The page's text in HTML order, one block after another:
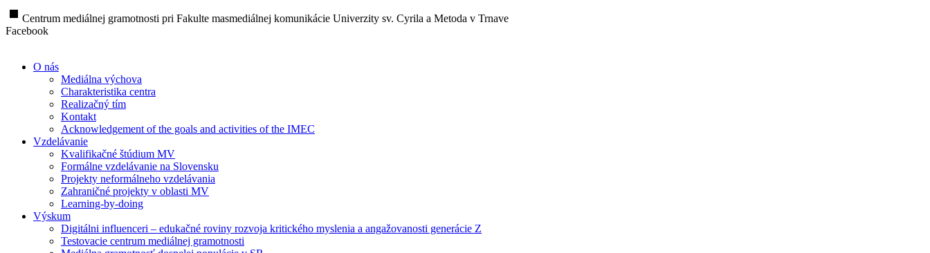
stop Centrum mediálnej gramotnosti pri Fakulte masmediálnej komunikácie Univerzity sv. Cyrila a Metoda v Trnave
Facebook
O nás
Mediálna výchova
Charakteristika centra
Realizačný tím
Kontakt
Acknowledgement of the goals and activities of the IMEC
Vzdelávanie
Kvalifikačné štúdium MV
Formálne vzdelávanie na Slovensku
Projekty neformálneho vzdelávania
Zahraničné projekty v oblasti MV
Learning-by-doing
Výskum
Digitálni influenceri – edukačné roviny rozvoja kritického myslenia a angažovanosti generácie Z
Testovacie centrum mediálnej gramotnosti